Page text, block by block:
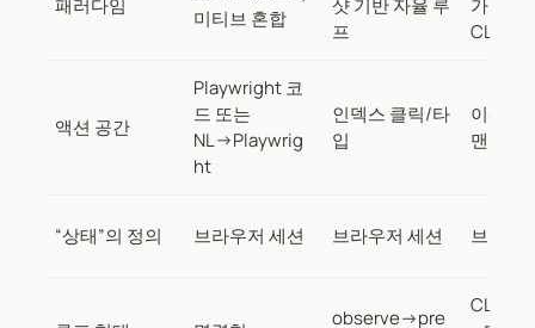
패러다임
미티브 혼합
샷 기반 자율 루
프
가 호출
CLI
액션 공간
Playwright 코
드 또는
NL→Playwrig
ht
인덱스 클릭/타
입
이산적
맨드
“상태”의 정의 브라우저 세션 브라우저 세션 브라우
observe→pre
CLI 한